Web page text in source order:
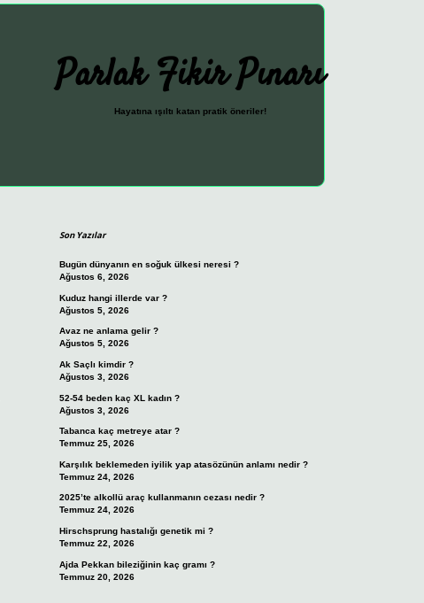
Parlak Fikir Pınarı
Hayatına ışıltı katan pratik öneriler!
Son Yazılar
Bugün dünyanın en soğuk ülkesi neresi ?
Ağustos 6, 2026
Kuduz hangi illerde var ?
Ağustos 5, 2026
Avaz ne anlama gelir ?
Ağustos 5, 2026
Ak Saçlı kimdir ?
Ağustos 3, 2026
52-54 beden kaç XL kadın ?
Ağustos 3, 2026
Tabanca kaç metreye atar ?
Temmuz 25, 2026
Karşılık beklemeden iyilik yap atasözünün anlamı nedir ?
Temmuz 24, 2026
2025’te alkollü araç kullanmanın cezası nedir ?
Temmuz 24, 2026
Hirschsprung hastalığı genetik mi ?
Temmuz 22, 2026
Ajda Pekkan bileziğinin kaç gramı ?
Temmuz 20, 2026